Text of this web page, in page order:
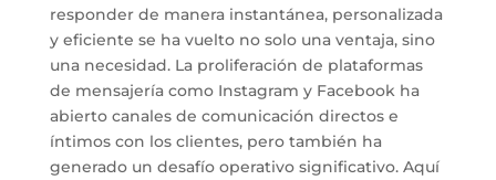
responder de manera instantánea, personalizada
y eficiente se ha vuelto no solo una ventaja, sino
una necesidad. La proliferación de plataformas
de mensajería como Instagram y Facebook ha
abierto canales de comunicación directos e
íntimos con los clientes, pero también ha
generado un desafío operativo significativo. Aquí